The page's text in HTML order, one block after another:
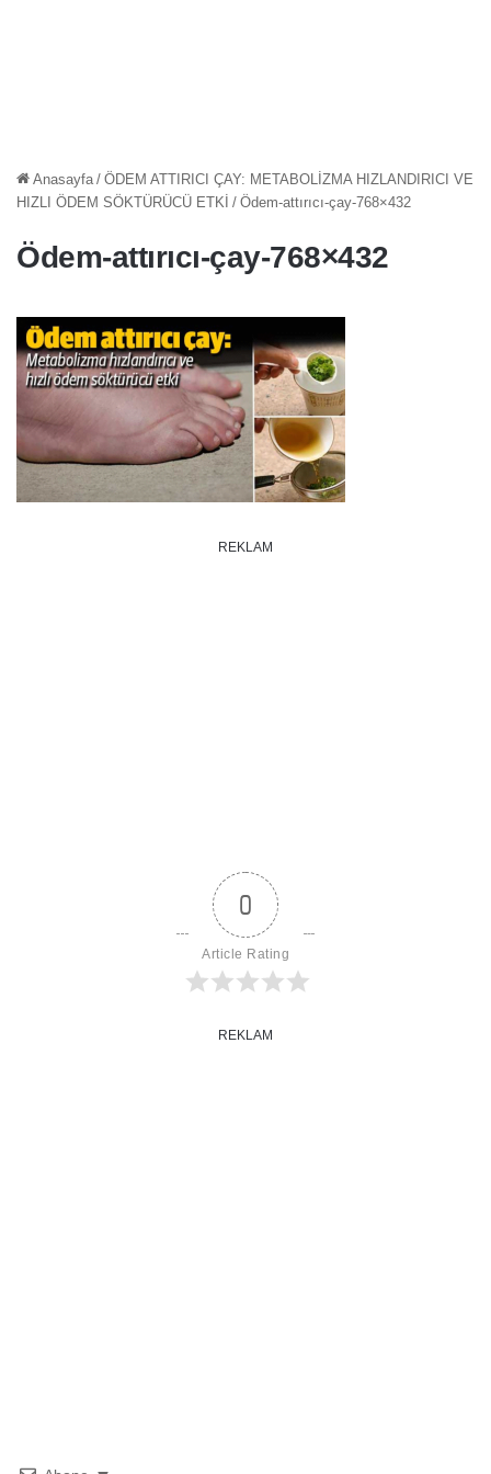
Anasayfa / ÖDEM ATTIRICI ÇAY: METABOLİZMA HIZLANDIRICI VE
HIZLI ÖDEM SÖKTÜRÜCÜ ETKİ / Ödem-attırıcı-çay-768×432
Ödem-attırıcı-çay-768×432
REKLAM
0
Article Rating
REKLAM